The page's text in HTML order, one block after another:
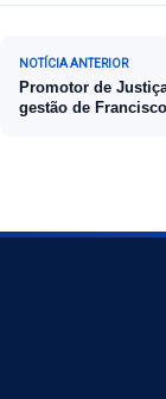
Navegação
NOTÍCIA ANTERIOR
Promotor de
gestão de